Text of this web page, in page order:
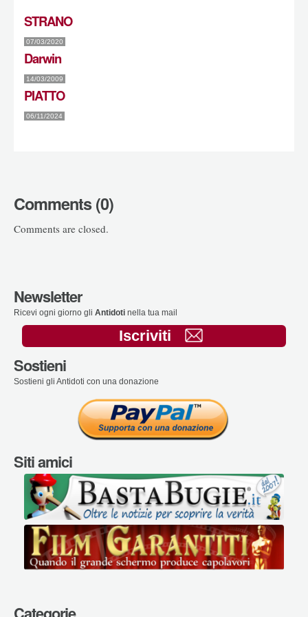
STRANO
07/03/2020
Darwin
14/03/2009
PIATTO
06/11/2024
Comments (0)
Comments are closed.
Newsletter
Ricevi ogni giorno gli Antidoti nella tua mail
Iscriviti
Sostieni
Sostieni gli Antidoti con una donazione
Siti amici